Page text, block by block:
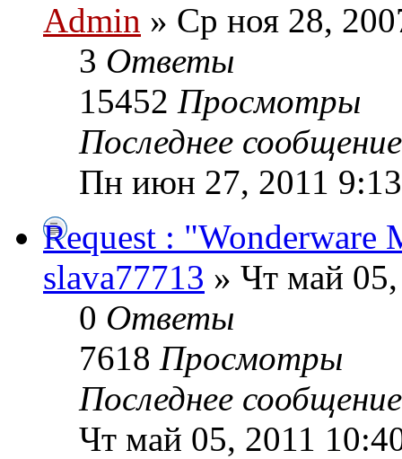
Admin » Ср ноя 28,
3 Ответы
15452 Просмотры
Последнее
Пн июн 27, 2011
Request : "Wonderware
slava77713 » Чт май
0 Ответы
7618 Просмотры
Последнее
Чт май 05, 2011